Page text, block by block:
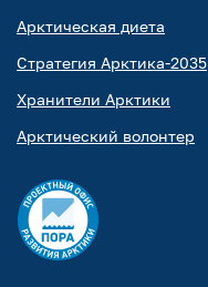
Арктическая диета
Стратегия Арктика-2035
Хранители Арктики
Арктический волонтер